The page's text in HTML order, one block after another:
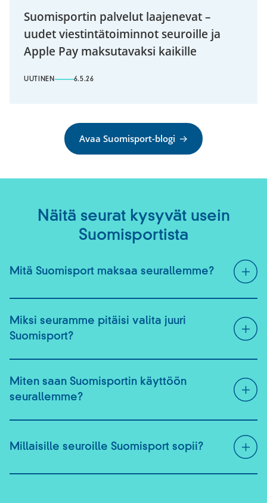
Suomisportin palvelut laajenevat –
uudet viestintätoiminnot seuroille ja
Apple Pay maksutavaksi kaikille
UUTINEN 6.5.26
Avaa Suomisport-blogi
Näitä seurat kysyvät usein
Suomisportista
Mitä Suomisport maksaa seurallemme?
Miksi seuramme pitäisi valita juuri
Suomisport?
Miten saan Suomisportin käyttöön
seurallemme?
Millaisille seuroille Suomisport sopii?